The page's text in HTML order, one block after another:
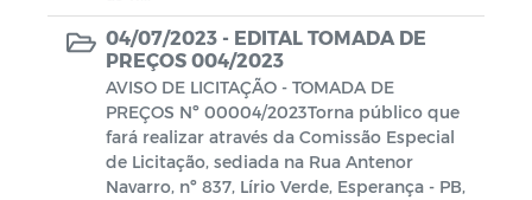
04/07/2023 - EDITAL TOMADA DE
PREÇOS 004/2023
AVISO DE LICITAÇÃO - TOMADA DE
PREÇOS Nº 00004/2023Torna público que
fará realizar através da Comissão Especial
de Licitação, sediada na Rua Antenor
Navarro, nº 837, Lírio Verde, Esperança - PB,